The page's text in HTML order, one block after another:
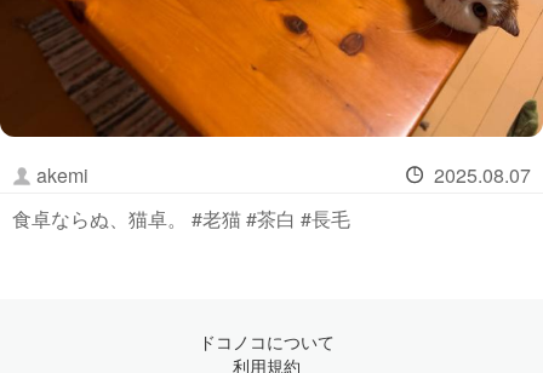
akemi
2025.08.07
食卓ならぬ、猫卓。 #老猫 #茶白 #長毛
ドコノコについて
利用規約